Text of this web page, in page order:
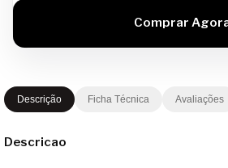
Descrição Ficha Técnica Avaliações
Descricao